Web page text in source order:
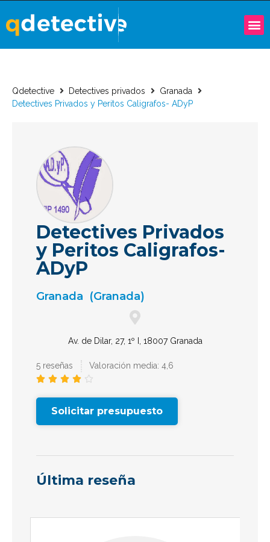
Qdetective Detectives privados
Granada
Detectives Privados y Peritos Caligrafos- ADyP
Detectives Privados
y Peritos Caligrafos-
ADyP
Granada (Granada)
Av. de Dilar, 27, 1º I, 18007 Granada
5 reseñas Valoración media: 4,6
    
Solicitar presupuesto
Última reseña